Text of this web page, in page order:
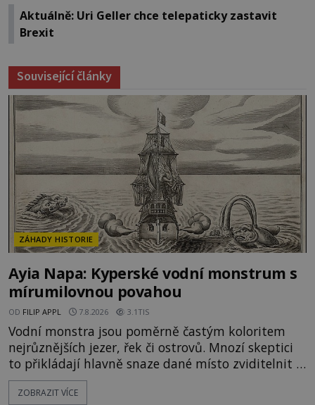
Aktuálně: Uri Geller chce telepaticky zastavit
Brexit
Související články
ZÁHADY HISTORIE
Ayia Napa: Kyperské vodní monstrum s
mírumilovnou povahou
OD FILIP APPL 7.8.2026 3.1TIS
Vodní monstra jsou poměrně častým koloritem
nejrůznějších jezer, řek či ostrovů. Mnozí skeptici
to přikládají hlavně snaze dané místo zviditelnit a
přitáhnout k němu pozornost záhadám
nakloněných turistů. Je to také případ kyperského
ZOBRAZIT VÍCE